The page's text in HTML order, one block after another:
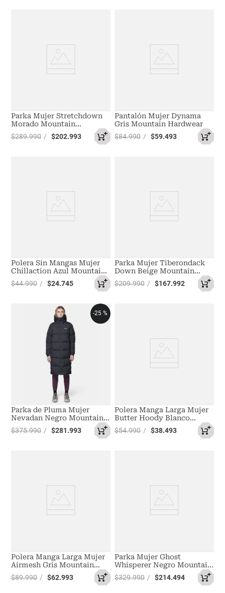
Parka Mujer Stretchdown
Morado Mountain
Hardwear
$289.990 $202.993
Pantalón Mujer Dynama
Gris Mountain Hardwear
$84.990 $59.493
Polera Sin Mangas Mujer
Chillaction Azul Mountain
Hardwear
$44.990 $24.745
Parka Mujer Tiberondack
Down Beige Mountain
Hardwear
$209.990 $167.992
-25 %
Parka de Pluma Mujer
Nevadan Negro Mountain
Hardwear
$375.990 $281.993
Polera Manga Larga Mujer
Butter Hoody Blanco
Mountain Hardwear
$54.990 $38.493
Polera Manga Larga Mujer
Airmesh Gris Mountain
Hardwear
$89.990 $62.993
Parka Mujer Ghost
Whisperer Negro Mountain
Hardwear
$329.990 $214.494